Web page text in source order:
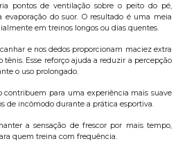
pontos de ventilação sobre o peito do pé,
do suor. O resultado é uma meia
em treinos longos ou dias quentes.
e nos dedos proporcionam maciez extra
Esse reforço ajuda a reduzir a percepção
o uso prolongado.
contribuem para uma experiência mais suave
de incômodo durante a prática esportiva.
a sensação de frescor por mais tempo,
quem treina com frequência.